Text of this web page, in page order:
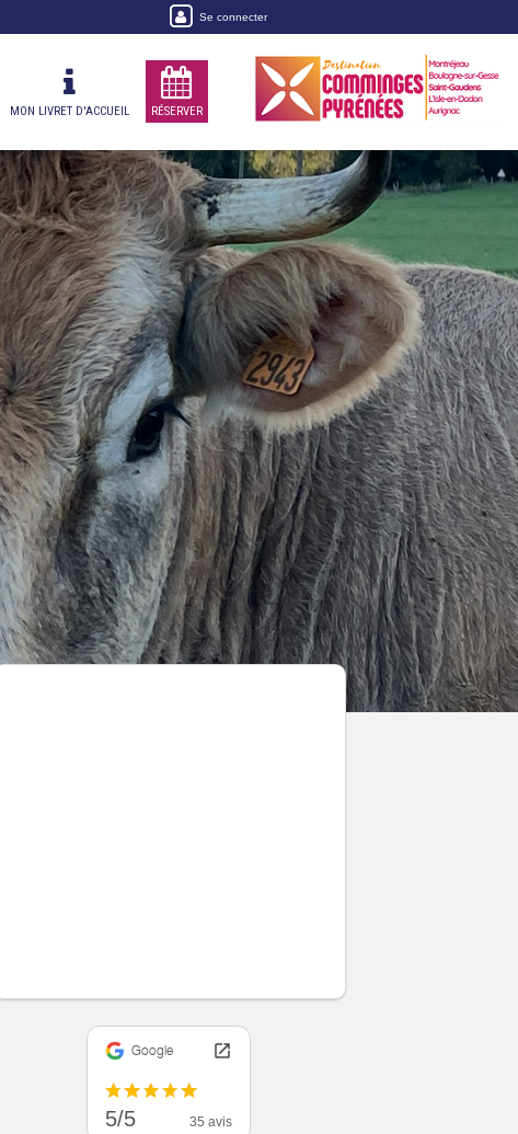
Se connecter
MON LIVRET D'ACCUEIL RÉSERVER
Google
5/5 35 avis